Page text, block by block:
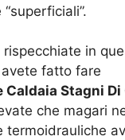
rispecchiate in
fatto fare
Stagni Di
che magari
termoidrauliche